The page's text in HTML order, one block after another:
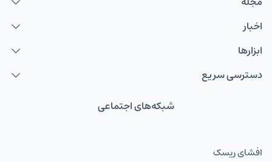
اخبار
ابزارها
دسترسی سریع
شبکه‌های اجتماعی
افشای ریسک